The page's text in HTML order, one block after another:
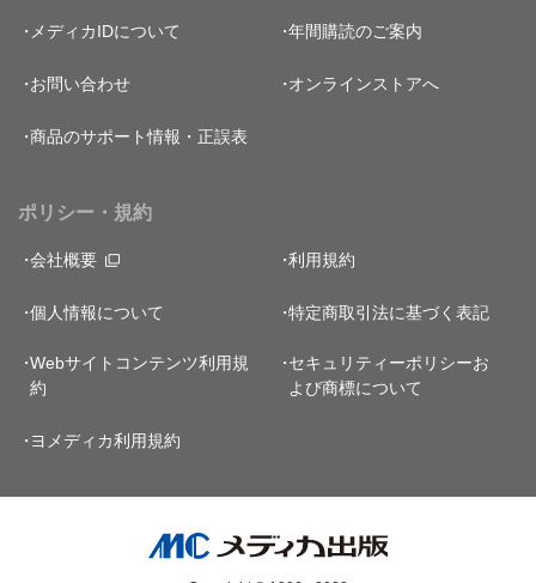
メディカIDについて 年間購読のご案内
お問い合わせ オンラインストアへ
商品のサポート情報・正誤表
ポリシー・規約
会社概要 利用規約
個人情報について 特定商取引法に基づく表記
Webサイトコンテンツ利用規
約
セキュリティーポリシーお
よび商標について
ヨメディカ利用規約